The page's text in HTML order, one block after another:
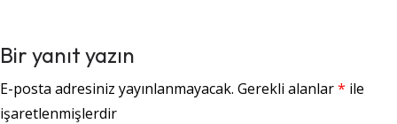
Bir yanıt yazın
E-posta adresiniz yayınlanmayacak. Gerekli alanlar* ile
işaretlenmişlerdir